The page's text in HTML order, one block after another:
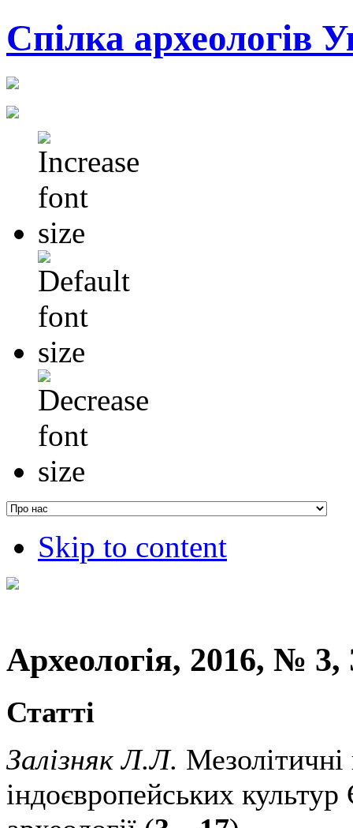
Cпілка археологів
Skip to content
Археологія, 2016, № 3,
Статті
Залізняк Л.Л.
індоєвропейських